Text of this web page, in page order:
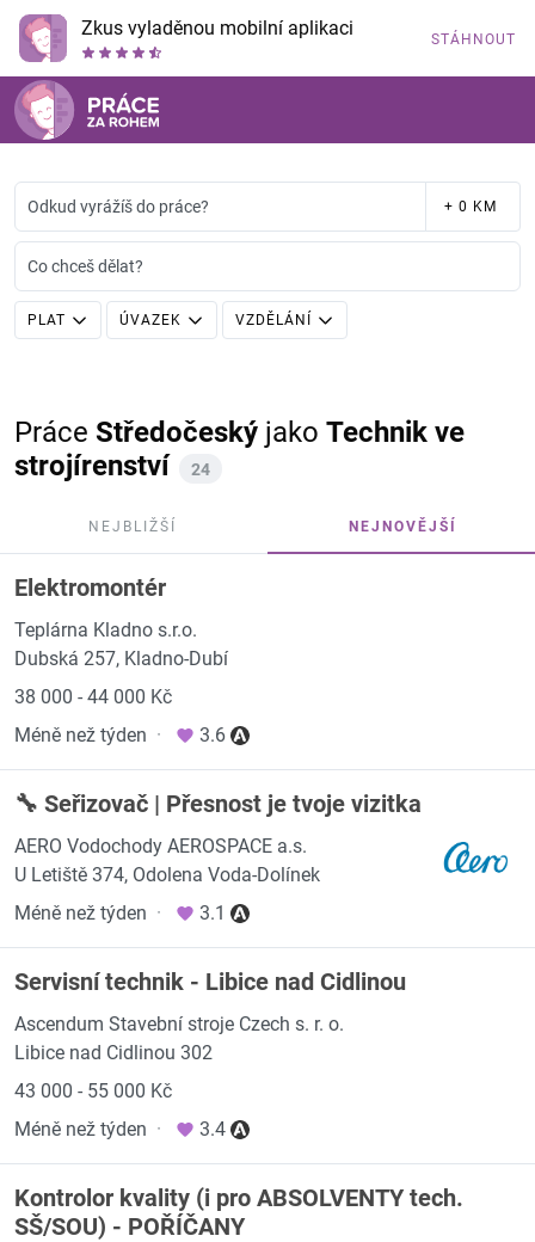
Zkus vyladěnou mobilní aplikaci STÁHNOUT
Odkud vyrážíš do práce? + 0 KM
Co chceš dělat?
PLAT ÚVAZEK VZDĚLÁNÍ
Práce Středočeský jako Technik ve
strojírenství
24
NEJBLIŽŠÍ NEJNOVĚJŠÍ
Elektromontér
Teplárna Kladno s.r.o.
Dubská 257, Kladno-Dubí
38 000 - 44 000 Kč
Méně než týden · 3.6
🔧 Seřizovač | Přesnost je tvoje vizitka
AERO Vodochody AEROSPACE a.s.
U Letiště 374, Odolena Voda-Dolínek
Méně než týden · 3.1
Servisní technik - Libice nad Cidlinou
Ascendum Stavební stroje Czech s. r. o.
Libice nad Cidlinou 302
43 000 - 55 000 Kč
Méně než týden · 3.4
Kontrolor kvality (i pro ABSOLVENTY tech.
SŠ/SOU) - POŘÍČANY